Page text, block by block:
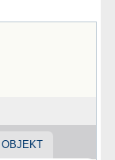
OBJEKT